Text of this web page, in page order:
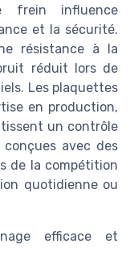
frein influence
et la sécurité.
résistance à la
réduit lors de
Les plaquettes
en production,
un contrôle
avec des
de la compétition
quotidienne ou
efficace et